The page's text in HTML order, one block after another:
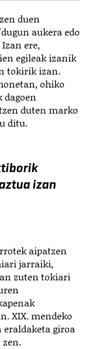
duen
aukera edo
ere,
egileak izanik
tokirik izan.
ohiko
duten marko
ditu.
izan
aipatzen
jarraiki,
zuten tokiari
XIX. mendeko
eraldaketa giroa
zen.